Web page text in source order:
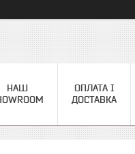
НАШ
ОПЛАТА І
ДОСТАВКА